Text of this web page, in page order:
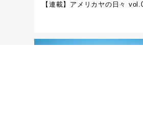
【連載】アメリカヤの日々